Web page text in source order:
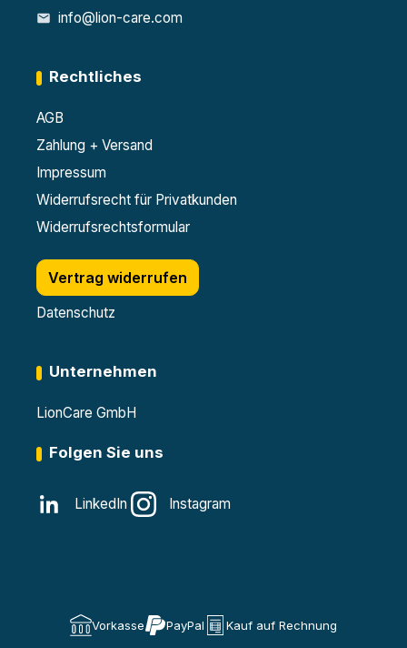
info@lion-care.com
Rechtliches
AGB
Zahlung + Versand
Impressum
Widerrufsrecht für Privatkunden
Widerrufsrechtsformular
Vertrag widerrufen
Datenschutz
Unternehmen
LionCare GmbH
Folgen Sie uns
LinkedIn Instagram
Vorkasse PayPal Kauf auf Rechnung